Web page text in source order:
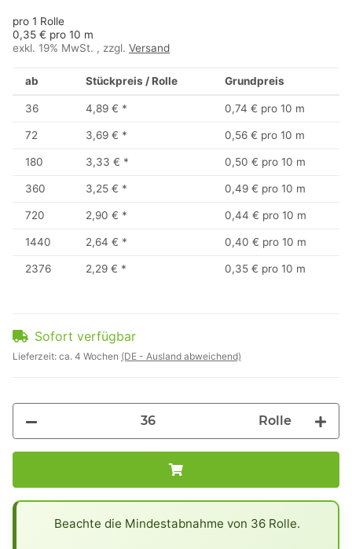
pro 1 Rolle
0,35 € pro 10 m
exkl. 19% MwSt. , zzgl. Versand
ab Stückpreis / Rolle Grundpreis
36 4,89 € * 0,74 € pro 10 m
72 3,69 € * 0,56 € pro 10 m
180 3,33 € * 0,50 € pro 10 m
360 3,25 € * 0,49 € pro 10 m
720 2,90 € * 0,44 € pro 10 m
1440 2,64 € * 0,40 € pro 10 m
2376 2,29 € * 0,35 € pro 10 m
Sofort verfügbar
Lieferzeit: ca. 4 Wochen (DE - Ausland abweichend)
Rolle
Beachte die Mindestabnahme von 36 Rolle.